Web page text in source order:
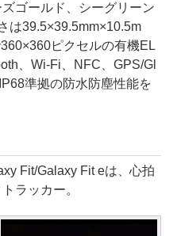
ゴールド、シーグリーン
は39.5×39.5mm×10.5m
ピクセルの有機EL
、Wi-Fi、NFC、GPS/Gl
準拠の防水防塵性能を
Fit/Galaxy Fit eは、心拍
ラッカー。